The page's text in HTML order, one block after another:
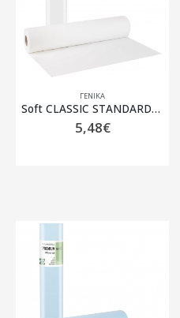
ΓΕΝΙΚΆ
Soft CLASSIC STANDARD ρολό Χάρτινο δίφυλλο Λευκό – 58cm x 50m
5,48€